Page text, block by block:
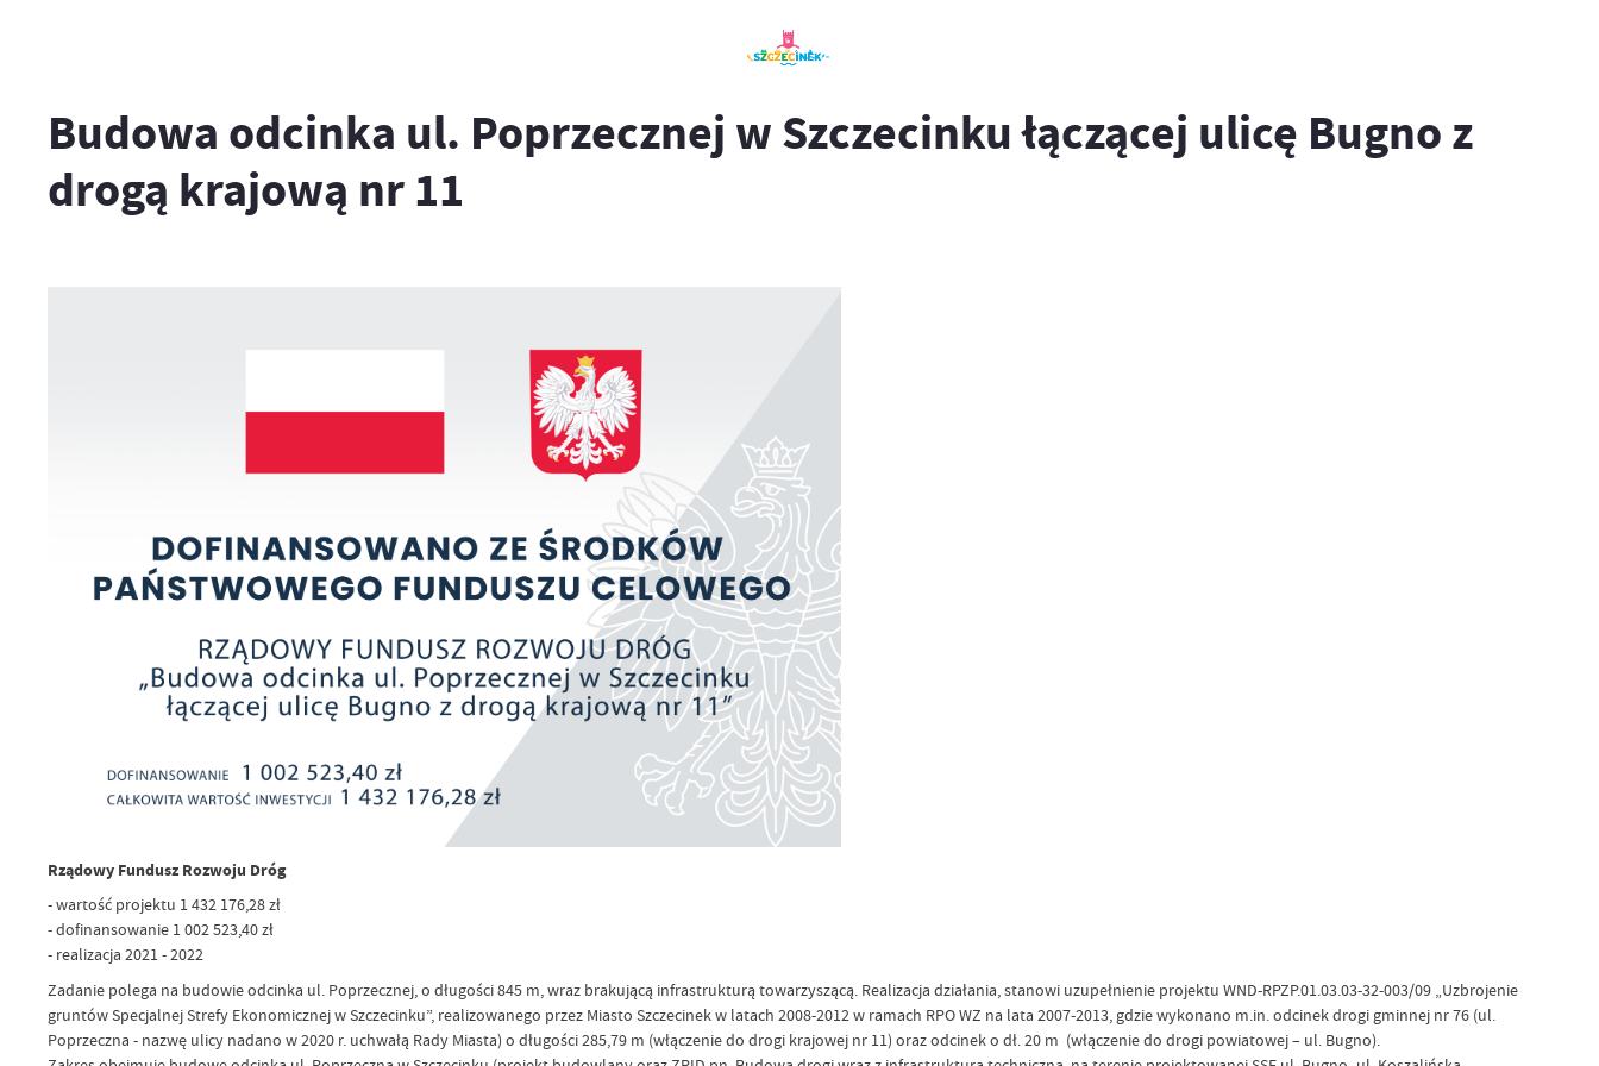
Budowa odcinka ul. Poprzecznej w Szczecinku łączącej ulicę Bugno z
drogą krajową nr 11
Rządowy Fundusz Rozwoju Dróg
- wartość projektu 1 432 176,28 zł
- dofinansowanie 1 002 523,40 zł
- realizacja 2021 - 2022
Zadanie polega na budowie odcinka ul. Poprzecznej, o długości 845 m, wraz brakującą infrastrukturą towarzyszącą. Realizacja działania, stanowi uzupełnienie projektu WND-RPZP.01.03.03-32-003/09 „Uzbrojenie
gruntów Specjalnej Strefy Ekonomicznej w Szczecinku”, realizowanego przez Miasto Szczecinek w latach 2008-2012 w ramach RPO WZ na lata 2007-2013, gdzie wykonano m.in. odcinek drogi gminnej nr 76 (ul.
Poprzeczna - nazwę ulicy nadano w 2020 r. uchwałą Rady Miasta) o długości 285,79 m (włączenie do drogi krajowej nr 11) oraz odcinek o dł. 20 m (włączenie do drogi powiatowej – ul. Bugno).